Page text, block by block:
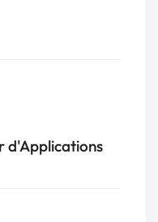
d'Applications